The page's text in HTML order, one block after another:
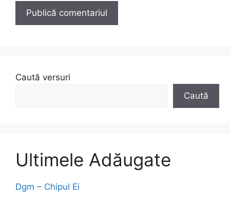
Caută versuri
Caută
Ultimele Adăugate
Dgm – Chipul Ei